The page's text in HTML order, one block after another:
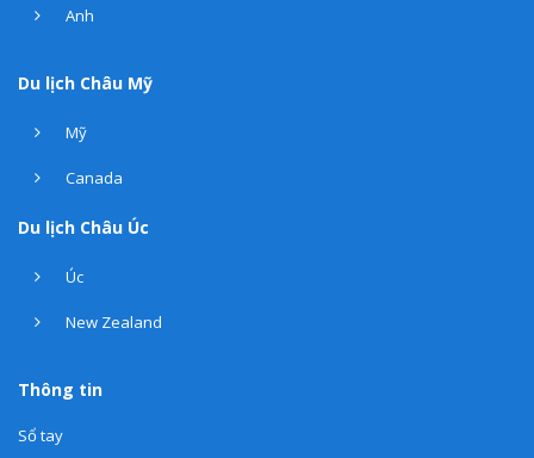
Anh
Du lịch Châu Mỹ
Mỹ
Canada
Du lịch Châu Úc
Úc
New Zealand
Thông tin
Sổ tay